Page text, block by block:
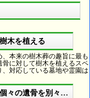
木を植える
本来の樹木葬の趣旨に最も
に対して樹木を植えるスペ
対応している墓地や霊園は
々の遺骨を別々に埋葬